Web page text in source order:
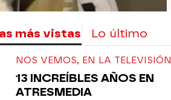
más vistas Lo último
NOS VEMOS, EN LA TELEVISIÓN
13 INCREÍBLES AÑOS EN
ATRESMEDIA